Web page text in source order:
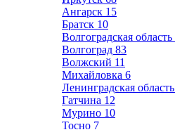
Ангарск 15
Братск 10
Волгоградская область
Волгоград 83
Волжский 11
Михайловка 6
Ленинградская область
Гатчина 12
Мурино 10
Тосно 7